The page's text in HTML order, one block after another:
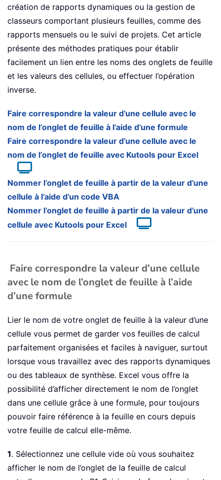
création de rapports dynamiques ou la gestion de
classeurs comportant plusieurs feuilles, comme des
rapports mensuels ou le suivi de projets. Cet article
présente des méthodes pratiques pour établir
facilement un lien entre les noms des onglets de feuille
et les valeurs des cellules, ou effectuer l’opération
inverse.
Faire correspondre la valeur d’une cellule avec le
nom de l’onglet de feuille à l’aide d’une formule
Faire correspondre la valeur d’une cellule avec le
nom de l’onglet de feuille avec Kutools pour Excel
Nommer l’onglet de feuille à partir de la valeur d’une
cellule à l’aide d’un code VBA
Nommer l’onglet de feuille à partir de la valeur d’une
cellule avec Kutools pour Excel
Faire correspondre la valeur d’une cellule
avec le nom de l’onglet de feuille à l’aide
d’une formule
Lier le nom de votre onglet de feuille à la valeur d’une
cellule vous permet de garder vos feuilles de calcul
parfaitement organisées et faciles à naviguer, surtout
lorsque vous travaillez avec des rapports dynamiques
ou des tableaux de synthèse. Excel vous offre la
possibilité d’afficher directement le nom de l’onglet
dans une cellule grâce à une formule, pour toujours
pouvoir faire référence à la feuille en cours depuis
votre feuille de calcul elle-même.
1. Sélectionnez une cellule vide où vous souhaitez
afficher le nom de l’onglet de la feuille de calcul